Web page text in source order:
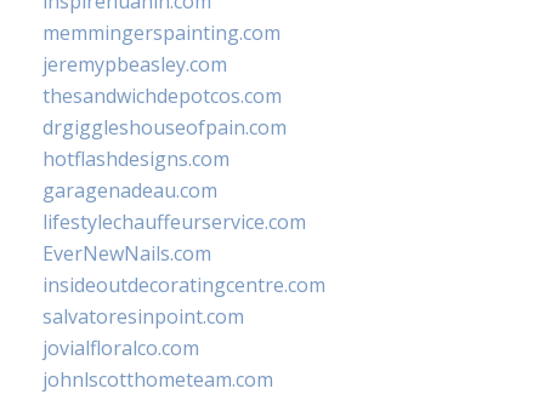
memmingerspainting.com
jeremypbeasley.com
thesandwichdepotcos.com
drgiggleshouseofpain.com
hotflashdesigns.com
garagenadeau.com
lifestylechauffeurservice.com
EverNewNails.com
insideoutdecoratingcentre.com
salvatoresinpoint.com
jovialfloralco.com
johnlscotthometeam.com